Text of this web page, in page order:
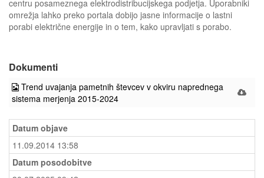
centru posameznega elektrodistribucijskega podjetja. Uporabniki
omrežja lahko preko portala dobijo jasne informacije o lastni
porabi električne energije in o tem, kako upravljati s porabo.
Dokumenti
Trend uvajanja pametnih števcev v okviru naprednega
sistema merjenja 2015-2024
Datum objave
11.09.2014 13:58
Datum posodobitve